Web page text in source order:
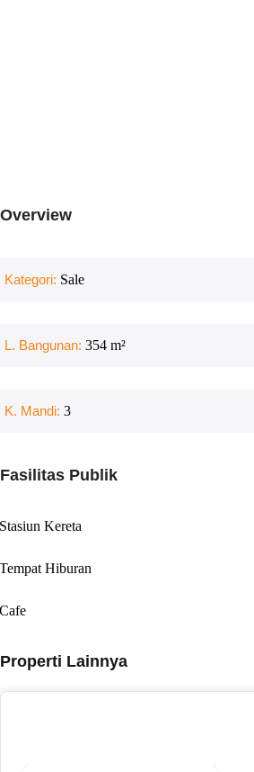
Overview
Kategori: Sale
L. Bangunan: 354 m²
K. Mandi: 3
Fasilitas Publik
Stasiun Kereta
Tempat Hiburan
Cafe
Properti Lainnya